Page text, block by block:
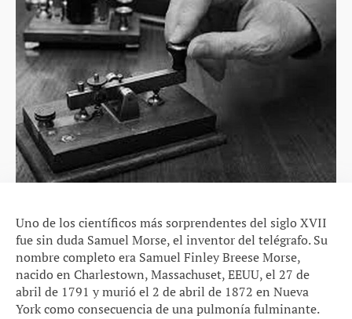
Uno de los científicos más sorprendentes del siglo XVII
fue sin duda Samuel Morse, el inventor del telégrafo. Su
nombre completo era Samuel Finley Breese Morse,
nacido en Charlestown, Massachuset, EEUU, el 27 de
abril de 1791 y murió el 2 de abril de 1872 en Nueva
York como consecuencia de una pulmonía fulminante.